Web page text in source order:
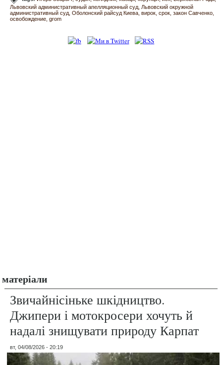
Львовский административный апелляционный суд Львовский окружной
административный суд Оболонский райсуд Киева вирок срок закон Савченко
освобождение grom
матеріали
Звичайнісіньке шкідництво.
Джипери і мотокросери хочуть й
надалі знищувати природу Карпат
вт, 04/08/2026 - 20:19